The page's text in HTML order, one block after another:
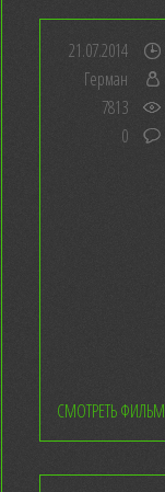
21.07.2014
Герман
7813
0
СМОТРЕТЬ ФИЛЬМ